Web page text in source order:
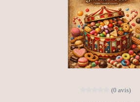
(0 avis)